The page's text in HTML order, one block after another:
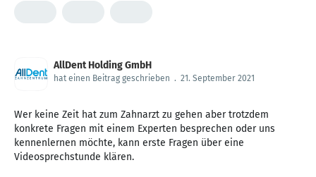
AllDent Holding GmbH
hat einen Beitrag geschrieben . 21. September 2021
Wer keine Zeit hat zum Zahnarzt zu gehen aber trotzdem
konkrete Fragen mit einem Experten besprechen oder uns
kennenlernen möchte, kann erste Fragen über eine
Videosprechstunde klären.